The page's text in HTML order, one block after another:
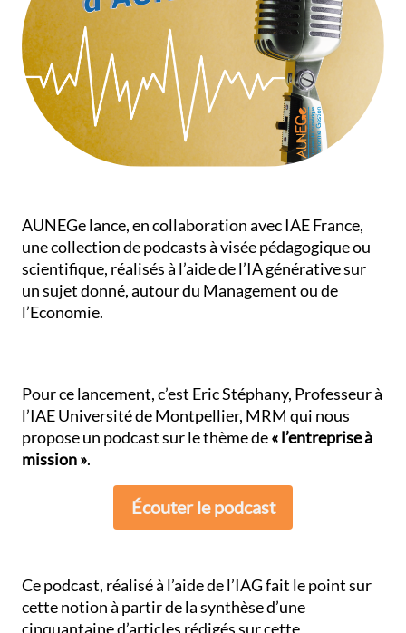
AUNEGe lance, en collaboration avec IAE France,
une collection de podcasts à visée pédagogique ou
scientifique, réalisés à l’aide de l’IA générative sur
un sujet donné, autour du Management ou de
l’Economie.
Pour ce lancement, c’est Eric Stéphany, Professeur à
l’IAE Université de Montpellier, MRM qui nous
propose un podcast sur le thème de« l’entreprise à
mission ».
Écouter le podcast
Ce podcast, réalisé à l’aide de l’IAG fait le point sur
cette notion à partir de la synthèse d’une
cinquantaine d’articles rédigés sur cette